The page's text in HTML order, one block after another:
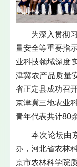
为深入贯彻
量安全等重要指
业科技领域深度
津冀农产品质量
省正定县成功召
京津冀三地农业
青年代表共计80
本次论坛由
办，河北省农林
京市农林科学院